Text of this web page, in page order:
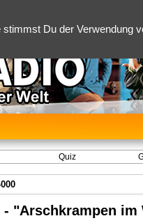
Du der Verwendung
Quiz
"Arschkrampen im